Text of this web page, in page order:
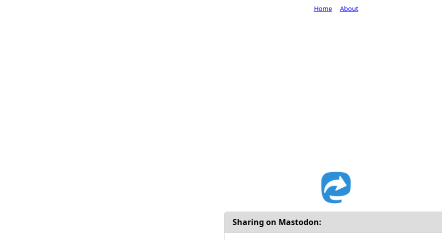
Sharing on Mastodon:
Home About